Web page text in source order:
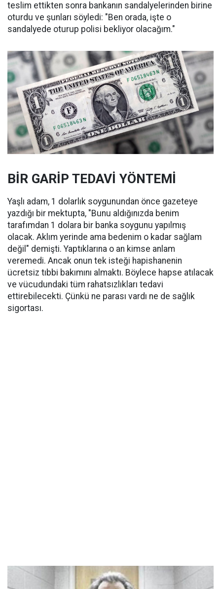
teslim ettikten sonra bankanın sandalyelerinden birine
oturdu ve şunları söyledi: "Ben orada, işte o
sandalyede oturup polisi bekliyor olacağım."
BİR GARİP TEDAVİ YÖNTEMİ
Yaşlı adam, 1 dolarlık soygunundan önce gazeteye
yazdığı bir mektupta, "Bunu aldığınızda benim
tarafımdan 1 dolara bir banka soygunu yapılmış
olacak. Aklım yerinde ama bedenim o kadar sağlam
değil" demişti. Yaptıklarına o an kimse anlam
veremedi. Ancak onun tek isteği hapishanenin
ücretsiz tıbbi bakımını almaktı. Böylece hapse atılacak
ve vücudundaki tüm rahatsızlıkları tedavi
ettirebilecekti. Çünkü ne parası vardı ne de sağlık
sigortası.